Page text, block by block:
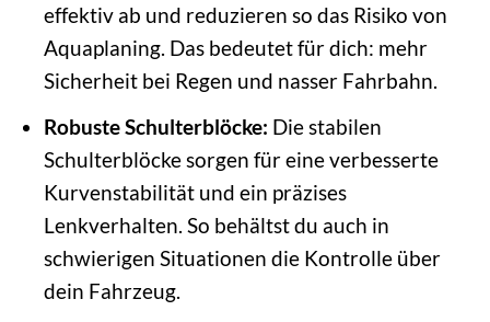
effektiv ab und reduzieren so das Risiko von
Aquaplaning. Das bedeutet für dich: mehr
Sicherheit bei Regen und nasser Fahrbahn.
Robuste Schulterblöcke: Die stabilen
Schulterblöcke sorgen für eine verbesserte
Kurvenstabilität und ein präzises
Lenkverhalten. So behältst du auch in
schwierigen Situationen die Kontrolle über
dein Fahrzeug.